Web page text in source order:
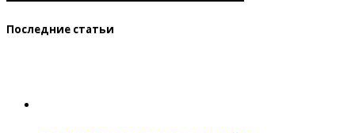
Последние статьи